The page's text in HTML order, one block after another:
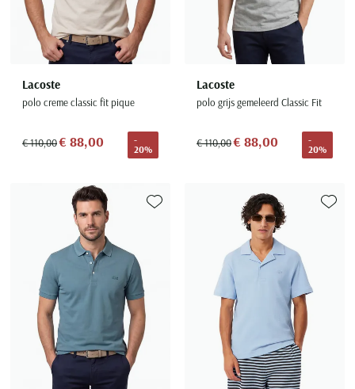
Lacoste
polo creme classic fit pique
€ 110,00€ 88,00
-
20%
Lacoste
polo grijs gemeleerd Classic Fit
€ 110,00€ 88,00
-
20%
Toevoegen aan favorieten